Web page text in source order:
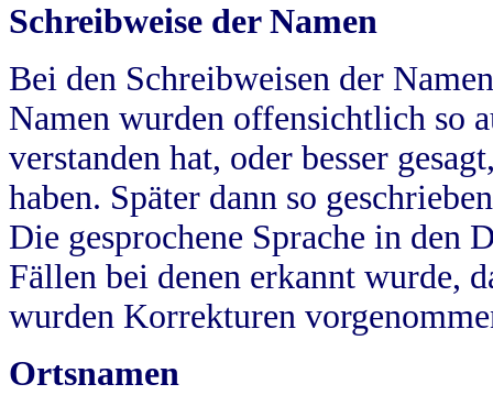
Schreibweise der Namen
Bei den Schreibweisen der
Namen wurden offensichtlich so
verstanden hat, oder besser
haben. Später dann so
Die gesprochene Sprache in
Fällen bei denen erkannt wurde,
wurden Korrekturen
Ortsnamen